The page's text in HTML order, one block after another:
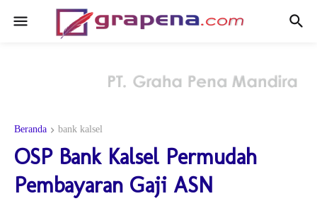
Beranda bank kalsel
OSP Bank Kalsel Permudah
Pembayaran Gaji ASN